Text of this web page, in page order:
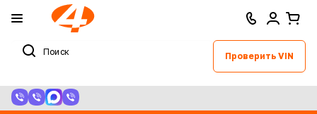
Проверить VIN